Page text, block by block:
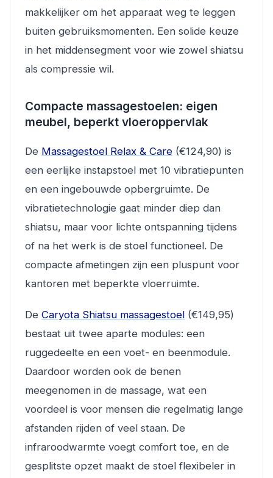
makkelijker om het apparaat weg te leggen
buiten gebruiksmomenten. Een solide keuze
in het middensegment voor wie zowel shiatsu
als compressie wil.
Compacte massagestoelen: eigen
meubel, beperkt vloeroppervlak
De Massagestoel Relax & Care (€124,90) is
een eerlijke instapstoel met 10 vibratiepunten
en een ingebouwde opbergruimte. De
vibratietechnologie gaat minder diep dan
shiatsu, maar voor lichte ontspanning tijdens
of na het werk is de stoel functioneel. De
compacte afmetingen zijn een pluspunt voor
kantoren met beperkte vloerruimte.
De Caryota Shiatsu massagestoel (€149,95)
bestaat uit twee aparte modules: een
ruggedeelte en een voet- en beenmodule.
Daardoor worden ook de benen
meegenomen in de massage, wat een
voordeel is voor mensen die regelmatig lange
afstanden rijden of veel staan. De
infraroodwarmte voegt comfort toe, en de
gesplitste opzet maakt de stoel flexibeler in